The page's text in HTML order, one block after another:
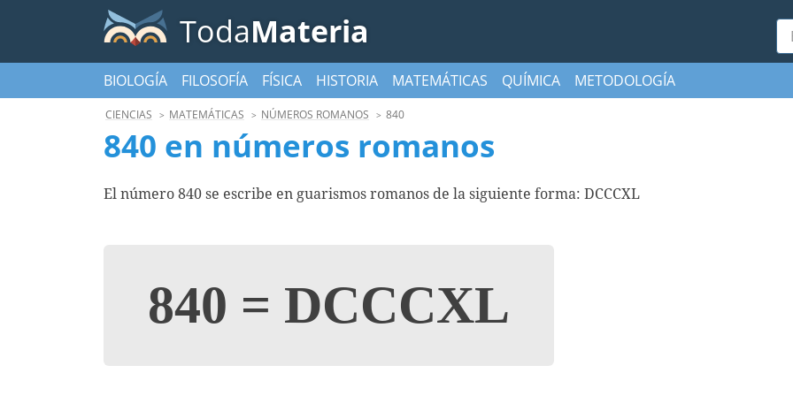
TodaMateria
BIOLOGÍA FILOSOFÍA FÍSICA HISTORIA MATEMÁTICAS QUÍMICA METODOLOGÍA
CIENCIAS MATEMÁTICAS NÚMEROS ROMANOS 840
840 en números romanos
El número 840 se escribe en guarismos romanos de la siguiente forma: DCCCXL
840 = DCCCXL